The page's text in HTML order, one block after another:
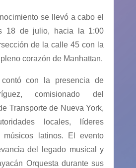
se llevó a cabo el
18 de julio, hacia la 1:00
de la calle 45 con la
corazón de Manhattan.
contó con la presencia de
comisionado del
Transporte de Nueva York,
locales, líderes
músicos latinos. El evento
del legado musical y
Orquesta durante sus